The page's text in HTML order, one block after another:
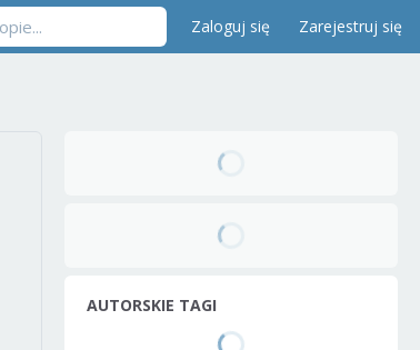
Zaloguj się Zarejestruj się
AUTORSKIE TAGI